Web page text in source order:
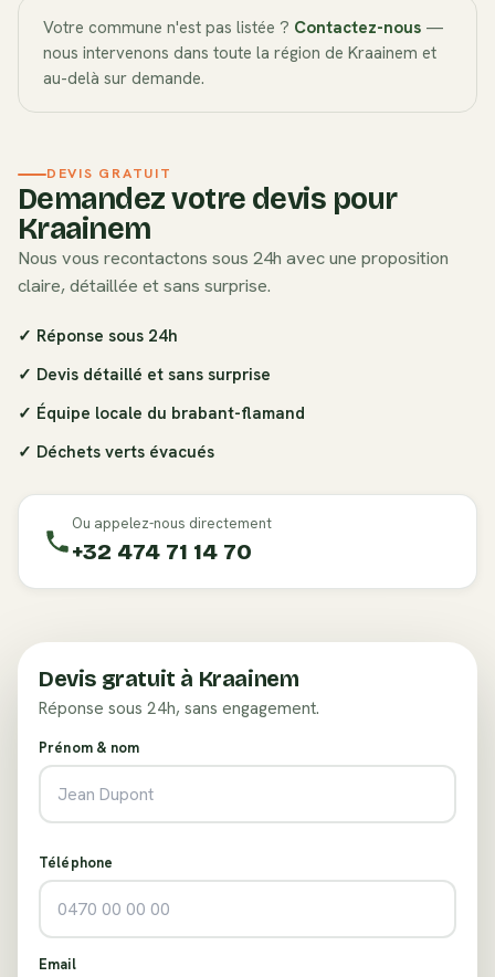
Votre commune n'est pas listée ? Contactez-nous —
nous intervenons dans toute la région de Kraainem et
au-delà sur demande.
DEVIS GRATUIT
Demandez votre devis pour
Kraainem
Nous vous recontactons sous 24h avec une proposition
claire, détaillée et sans surprise.
✓ Réponse sous 24h
✓ Devis détaillé et sans surprise
✓ Équipe locale du brabant-flamand
✓ Déchets verts évacués
Ou appelez-nous directement
+32 474 71 14 70
Devis gratuit à Kraainem
Réponse sous 24h, sans engagement.
Prénom & nom
Téléphone
Email